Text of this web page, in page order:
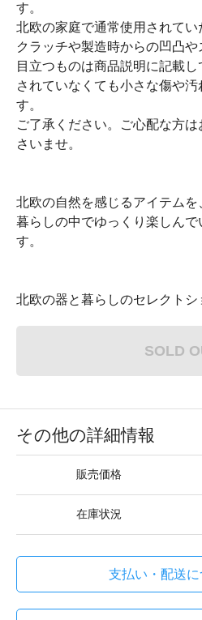
す。
北欧の家庭で通常使用されて
クラッチや製造時からの凹凸や
目立つものは商品説明に記載
されていなくても小さな傷や汚
す。
ご了承ください。ご心配な方
さいませ。
北欧の自然を感じるアイテムを
暮らしの中でゆっくり楽しん
す。
北欧の器と暮らしのセレクトシ
SOLD
その他の詳細情報
販売価格
在庫状況
支払い・配送に